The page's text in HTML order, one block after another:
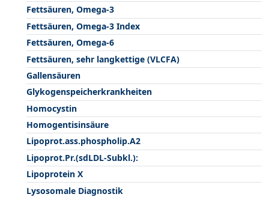
Fettsäuren, Omega-3
Fettsäuren, Omega-3 Index
Fettsäuren, Omega-6
Fettsäuren, sehr langkettige (VLCFA)
Gallensäuren
Glykogenspeicherkrankheiten
Homocystin
Homogentisinsäure
Lipoprot.ass.phospholip.A2
Lipoprot.Pr.(sdLDL-Subkl.):
Lipoprotein X
Lysosomale Diagnostik